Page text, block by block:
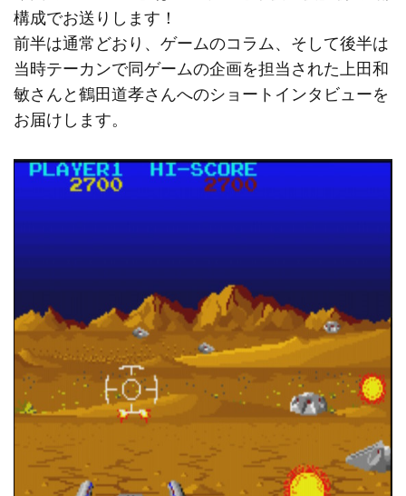
構成でお送りします！
前半は通常どおり、ゲームのコラム、そして後半は
当時テーカンで同ゲームの企画を担当された上田和
敏さんと鶴田道孝さんへのショートインタビューを
お届けします。